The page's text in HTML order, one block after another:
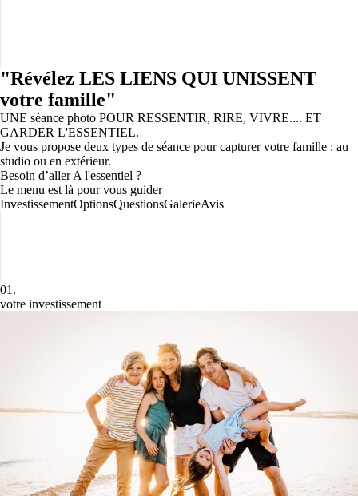
"Révélez LES LIENS QUI UNISSENT
votre famille"
UNE séance photo POUR RESSENTIR, RIRE, VIVRE.... ET
GARDER L'ESSENTIEL.
Je vous propose deux types de séance pour capturer votre famille : au
studio ou en extérieur.
Besoin d’aller A l'essentiel ?
Le menu est là pour vous guider
InvestissementOptionsQuestionsGalerieAvis
01.
votre investissement